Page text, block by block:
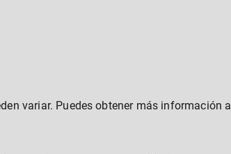
variar. Puedes obtener más información a